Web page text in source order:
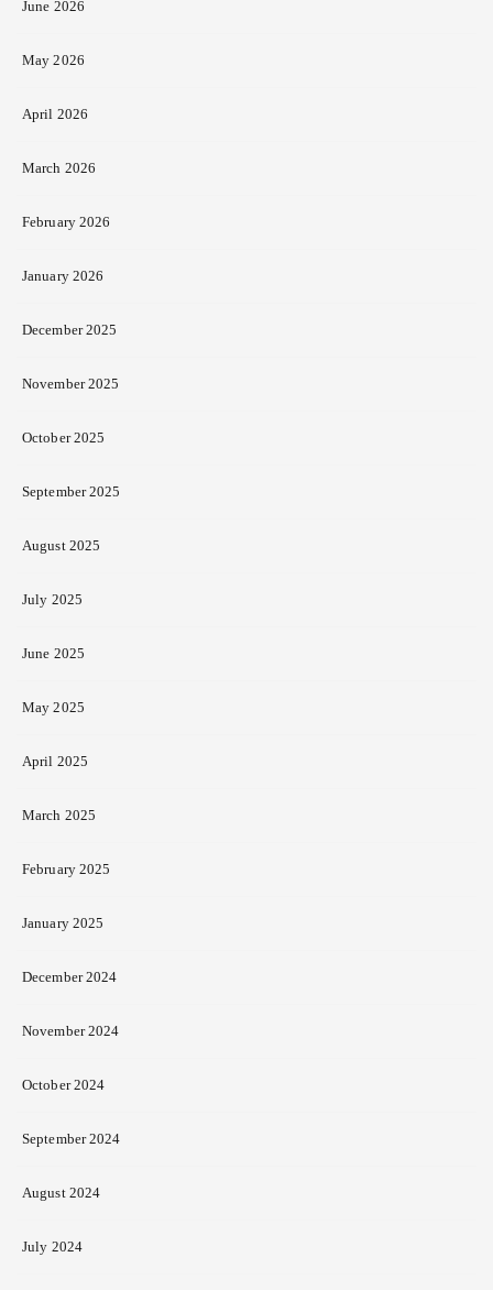
June 2026
May 2026
April 2026
March 2026
February 2026
January 2026
December 2025
November 2025
October 2025
September 2025
August 2025
July 2025
June 2025
May 2025
April 2025
March 2025
February 2025
January 2025
December 2024
November 2024
October 2024
September 2024
August 2024
July 2024